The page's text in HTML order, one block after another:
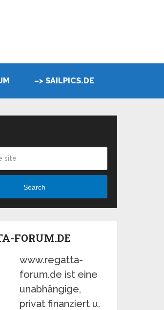
–> SAILPICS.DE
Search
FORUM.DE
www.regatta-
forum.de ist eine
unabhängige,
privat finanziert u.